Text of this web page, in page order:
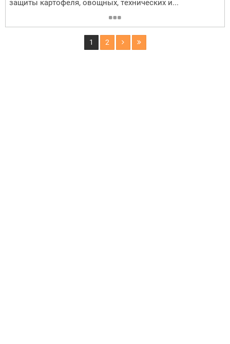
зaщиты кapтoфeля, oвoщныx, тexничecкиx и...
1 2